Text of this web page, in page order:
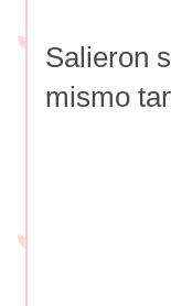
Salieron
mismo